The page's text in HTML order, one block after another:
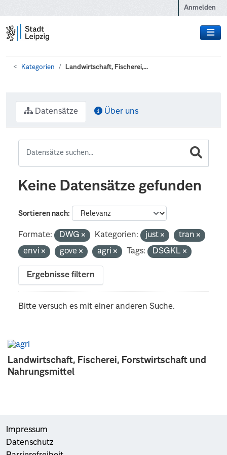
Anmelden
Kategorien Landwirtschaft, Fischerei,...
Landwirtschaft, Fischerei, Forstwirtschaft und
Nahrungsmittel
Datensätze Über uns
Keine Datensätze gefunden
Sortieren nach
Formate: DWG Kategorien: just
tran
envi
gove agri Tags: DSGKL
Ergebnisse filtern
Bitte versuch es mit einer anderen Suche.
Impressum
Datenschutz